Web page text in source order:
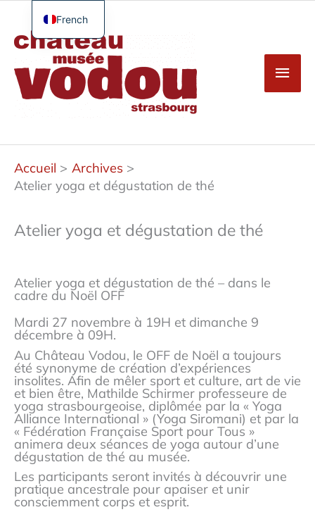
Aller
contenu
Accueil
Archives
Atelier yoga et dégustation de thé
Atelier yoga et dégustation de thé
Atelier yoga et dégustation de thé – dans le
cadre du Noël OFF
Mardi 27 novembre à 19H et dimanche 9
décembre à 09H.
Au Château Vodou, le OFF de Noël a toujours
été synonyme de création d’expériences
insolites. Afin de mêler sport et culture, art de vie
et bien être, Mathilde Schirmer professeure de
yoga strasbourgeoise, diplômée par la « Yoga
Alliance International » (Yoga Siromani) et par la
« Fédération Française Sport pour Tous »
animera deux séances de yoga autour d’une
dégustation de thé au musée.
Les participants seront invités à découvrir une
pratique ancestrale pour apaiser et unir
consciemment corps et esprit.
French
English
German
Spanish